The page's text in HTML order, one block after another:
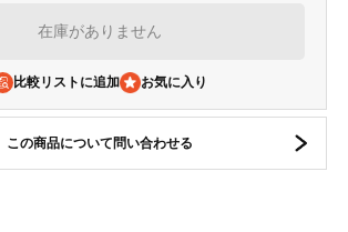
在庫がありません
比較リストに追加
この商品について問い合わせる